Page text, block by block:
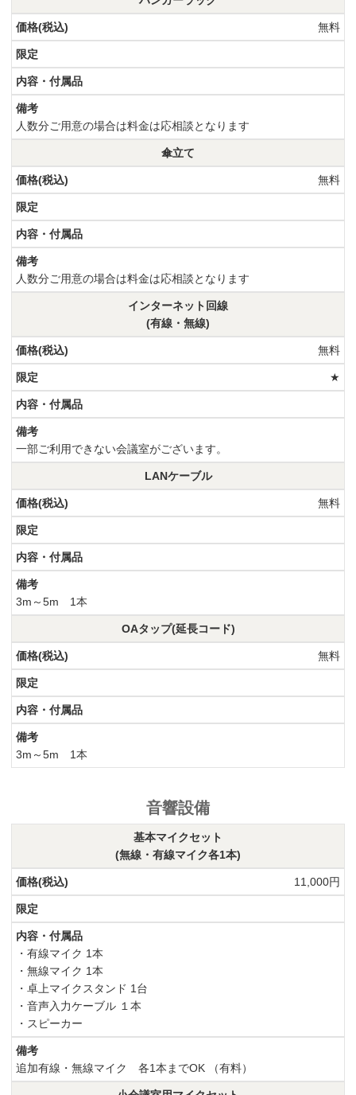
無料
人数分ご用意の場合は料金は応相談となります
傘立て
無料
人数分ご用意の場合は料金は応相談となります
インターネット回線
(有線・無線)
無料
★
一部ご利用できない会議室がございます。
LANケーブル
無料
3m～5m 1本
OAタップ(延長コード)
無料
3m～5m 1本
音響設備
基本マイクセット
(無線・有線マイク各1本)
11,000円
・有線マイク 1本
・無線マイク 1本
・卓上マイクスタンド 1台
・音声入力ケーブル １本
・スピーカー
追加有線・無線マイク 各1本までOK （有料）